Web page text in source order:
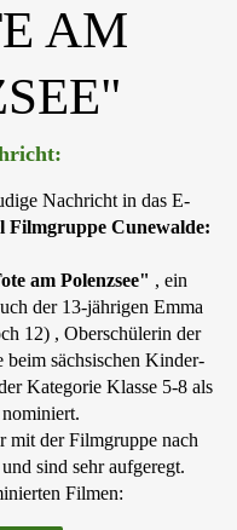
AM
Nachricht in das E-
Filmgruppe Cunewalde:
am Polenzsee" , ein
der 13-jährigen Emma
12) , Oberschülerin der
sächsischen Kinder-
Kategorie Klasse 5-8 als
mit der Filmgruppe nach
sind sehr aufgeregt.
Filmen: